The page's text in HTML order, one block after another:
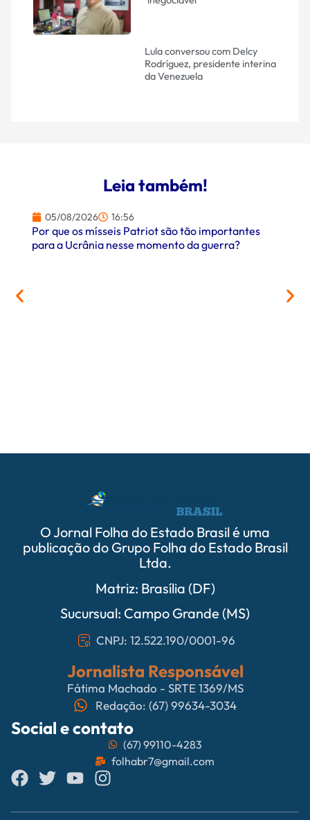
Lula conversou com Delcy
Rodríguez, presidente interina
da Venezuela
Leia também!
05/08/2026 16:56
Por que os mísseis Patriot são tão importantes
para a Ucrânia nesse momento da guerra?
O Jornal Folha do Estado Brasil é uma
publicação do Grupo Folha do Estado Brasil
Ltda.
Matriz: Brasília (DF)
Sucursual: Campo Grande (MS)
CNPJ: 12.522.190/0001-96
Jornalista Responsável
Fátima Machado - SRTE 1369/MS
Redação: (67) 99634-3034
Social e contato
(67) 99110-4283
folhabr7@gmail.com